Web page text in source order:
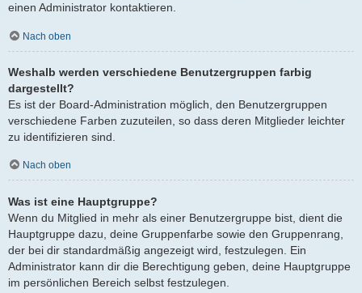
einen Administrator kontaktieren.
Nach oben
Weshalb werden verschiedene Benutzergruppen farbig
dargestellt?
Es ist der Board-Administration möglich, den Benutzergruppen
verschiedene Farben zuzuteilen, so dass deren Mitglieder leichter
zu identifizieren sind.
Nach oben
Was ist eine Hauptgruppe?
Wenn du Mitglied in mehr als einer Benutzergruppe bist, dient die
Hauptgruppe dazu, deine Gruppenfarbe sowie den Gruppenrang,
der bei dir standardmäßig angezeigt wird, festzulegen. Ein
Administrator kann dir die Berechtigung geben, deine Hauptgruppe
im persönlichen Bereich selbst festzulegen.